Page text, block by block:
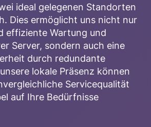
ideal gelegenen Standorten
Dies ermöglicht uns nicht nur
effiziente Wartung und
Server, sondern auch eine
durch redundante
lokale Präsenz können
Servicequalität
auf Ihre Bedürfnisse